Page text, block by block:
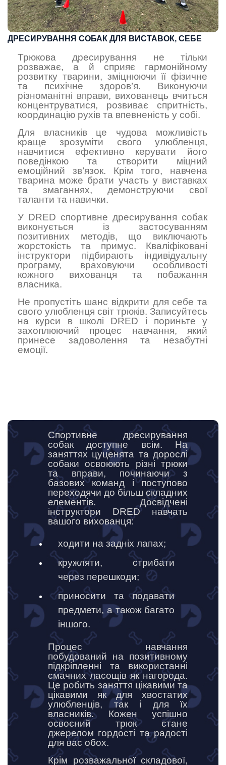
ДРЕСИРУВАННЯ СОБАК ДЛЯ ВИСТАВОК, СЕБЕ
Трюкова дресирування не тільки
розважає, а й сприяє гармонійному
розвитку тварини, зміцнюючи її фізичне
та психічне здоров’я. Виконуючи
різноманітні вправи, вихованець вчиться
концентруватися, розвиває спритність,
координацію рухів та впевненість у собі.
Для власників це чудова можливість
краще зрозуміти свого улюбленця,
навчитися ефективно керувати його
поведінкою та створити міцний
емоційний зв’язок. Крім того, навчена
тварина може брати участь у виставках
та змаганнях, демонструючи свої
таланти та навички.
У DRED спортивне дресирування собак
виконується із застосуванням
позитивних методів, що виключають
жорстокість та примус. Кваліфіковані
інструктори підбирають індивідуальну
програму, враховуючи особливості
кожного вихованця та побажання
власника.
Не пропустіть шанс відкрити для себе та
свого улюбленця світ трюків. Записуйтесь
на курси в школі DRED і пориньте у
захоплюючий процес навчання, який
принесе задоволення та незабутні
емоції.
Спортивне дресирування
собак доступне всім. На
заняттях цуценята та дорослі
собаки освоюють різні трюки
та вправи, починаючи з
базових команд і поступово
переходячи до більш складних
елементів. Досвідчені
інструктори DRED навчать
вашого вихованця:
ходити на задніх лапах;
кружляти, стрибати
через перешкоди;
приносити та подавати
предмети, а також багато
іншого.
Процес навчання
побудований на позитивному
підкріпленні та використанні
смачних ласощів як нагорода.
Це робить заняття цікавими та
цікавими як для хвостатих
улюбленців, так і для їх
власників. Кожен успішно
освоєний трюк стане
джерелом гордості та радості
для вас обох.
Крім розважальної складової,